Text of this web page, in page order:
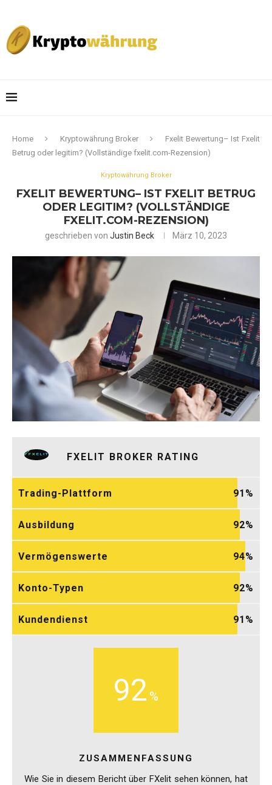
Home Kryptowährung Broker
Fxelit Bewertung– Ist Fxelit
Betrug oder legitim? (Vollständige fxelit.com-Rezension)
Kryptowährung Broker
FXELIT BEWERTUNG– IST FXELIT BETRUG
ODER LEGITIM? (VOLLSTÄNDIGE
FXELIT.COM-REZENSION)
geschrieben von Justin Beck März 10, 2023
FXELIT BROKER RATING
Trading-Plattform 91
Ausbildung 92
Vermögenswerte 94
Konto-Typen 92
Kundendienst 91
92
ZUSAMMENFASSUNG
Wie Sie in diesem Bericht über FXelit sehen können, hat